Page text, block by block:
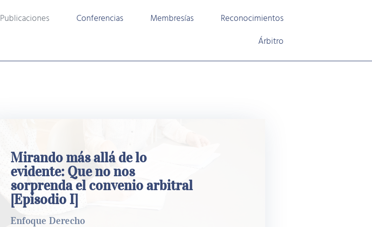
Publicaciones Conferencias Membresías
Reconocimientos
Árbitro
Mirando más allá de lo
evidente: Que no nos
sorprenda el convenio arbitral
[Episodio I]
Enfoque Derecho
Mirando más allá de lo evidente: Que no
nos sorprenda el convenio arbitral
[Episodio I]
Enfoque Derecho
LEER MÁS